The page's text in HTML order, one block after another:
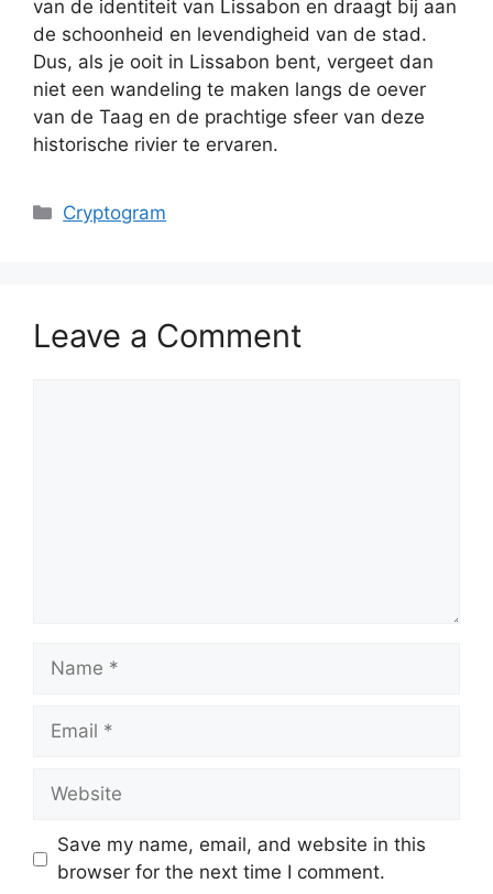
van de identiteit van Lissabon en draagt bij aan
de schoonheid en levendigheid van de stad.
Dus, als je ooit in Lissabon bent, vergeet dan
niet een wandeling te maken langs de oever
van de Taag en de prachtige sfeer van deze
historische rivier te ervaren.
Categories
Cryptogram
Leave a Comment
Name
Email
Website
Save my name, email, and website in this
browser for the next time I comment.